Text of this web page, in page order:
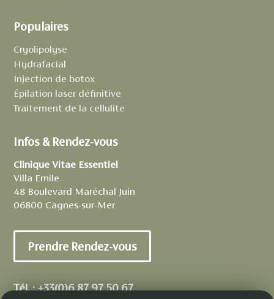
Populaires
Cryolipolyse
Hydrafacial
Injection de botox
Épilation laser définitive
Traitement de la cellulite
Infos & Rendez-vous
Clinique Vitae Essentiel
Villa Emile
48 Boulevard Maréchal Juin
06800 Cagnes-sur-Mer
Prendre Rendez-vous
Tél. :+33(0)6 87 97 50 67